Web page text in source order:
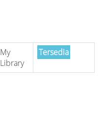
My
Library
Tersedia